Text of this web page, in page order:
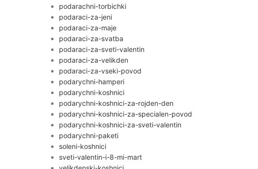
podarachni-torbichki
podaraci-za-jeni
podaraci-za-maje
podaraci-za-svatba
podaraci-za-sveti-valentin
podaraci-za-velikden
podaraci-za-vseki-povod
podarychni-hamperi
podarychni-koshnici
podarychni-koshnici-za-rojden-den
podarychni-koshnici-za-specialen-povod
podarychni-koshnici-za-sveti-valentin
podarychni-paketi
soleni-koshnici
sveti-valentin-i-8-mi-mart